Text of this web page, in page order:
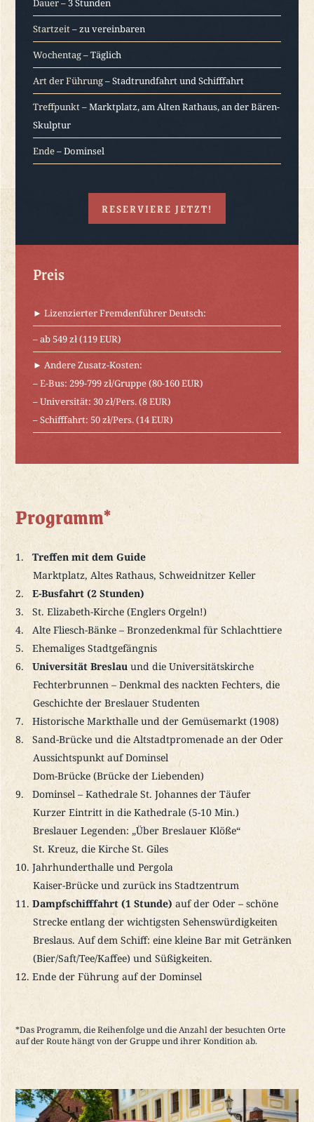
Dauer– 3 Stunden
Startzeit– zu vereinbaren
Wochentag– Täglich
Art der Führung– Stadtrundfahrt und Schifffahrt
Treffpunkt– Marktplatz, am Alten Rathaus, an der Bären-
Skulptur
Ende– Dominsel
RESERVIERE JETZT!
Preis
► Lizenzierter Fremdenführer Deutsch:
– ab 549 zł (119 EUR)
► Andere Zusatz-Kosten:
– E-Bus: 299-799 zł/Gruppe (80-160 EUR)
– Universität: 30 zł/Pers. (8 EUR)
– Schifffahrt: 50 zł/Pers. (14 EUR)
Programm*
Treffen mit dem Guide
Marktplatz, Altes Rathaus, Schweidnitzer Keller
E-Busfahrt (2 Stunden)
St. Elizabeth-Kirche (Englers Orgeln!)
Alte Fliesch-Bänke – Bronzedenkmal für Schlachttiere
Ehemaliges Stadtgefängnis
Universität Breslau und die Universitätskirche
Fechterbrunnen – Denkmal des nackten Fechters, die
Geschichte der Breslauer Studenten
Historische Markthalle und der Gemüsemarkt (1908)
Sand-Brücke und die Altstadtpromenade an der Oder
Aussichtspunkt auf Dominsel
Dom-Brücke (Brücke der Liebenden)
Dominsel – Kathedrale St. Johannes der Täufer
Kurzer Eintritt in die Kathedrale (5-10 Min.)
Breslauer Legenden: „Über Breslauer Klöße“
St. Kreuz, die Kirche St. Giles
Jahrhunderthalle und Pergola
Kaiser-Brücke und zurück ins Stadtzentrum
Dampfschifffahrt (1 Stunde)auf der Oder – schöne
Strecke entlang der wichtigsten Sehenswürdigkeiten
Breslaus. Auf dem Schiff: eine kleine Bar mit Getränken
(Bier/Saft/Tee/Kaffee) und Süßigkeiten.
Ende der Führung auf der Dominsel
*Das Programm, die Reihenfolge und die Anzahl der besuchten Orte
auf der Route hängt von der Gruppe und ihrer Kondition ab.